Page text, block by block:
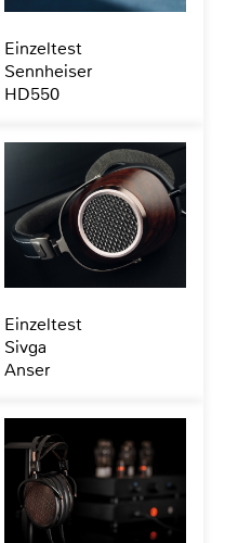
Einzeltest
Sennheiser
HD550
Einzeltest
Sivga
Anser